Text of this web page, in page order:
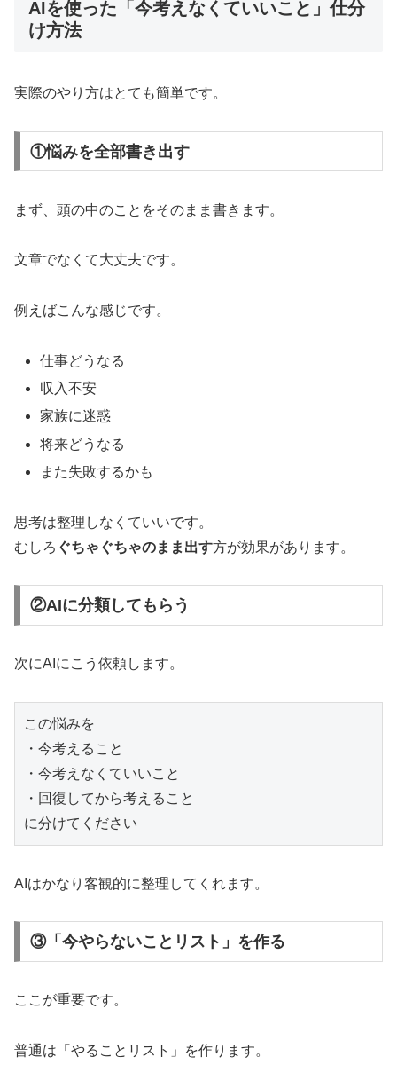
AIを使った「今考えなくていいこと」仕分
け方法
実際のやり方はとても簡単です。
①悩みを全部書き出す
まず、頭の中のことをそのまま書きます。
文章でなくて大丈夫です。
例えばこんな感じです。
仕事どうなる
収入不安
家族に迷惑
将来どうなる
また失敗するかも
思考は整理しなくていいです。
むしろ ぐちゃぐちゃのまま出す方が効果があります。
②AIに分類してもらう
次にAIにこう依頼します。
この悩みを
・今考えること
・今考えなくていいこと
・回復してから考えること
AIはかなり客観的に整理してくれます。
③「今やらないことリスト」を作る
ここが重要です。
普通は「やることリスト」を作ります。